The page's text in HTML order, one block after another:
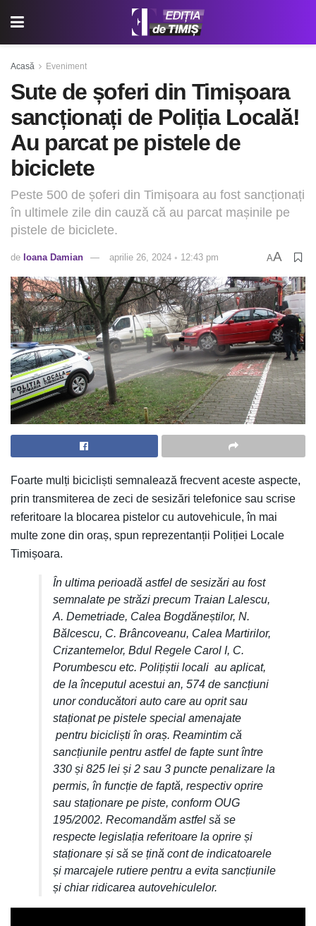
Acasă Eveniment
Sute de șoferi din Timișoara
sancționați de Poliția Locală!
Au parcat pe pistele de
biciclete
Peste 500 de șoferi din Timișoara au fost sancționați
în ultimele zile din cauză că au parcat mașinile pe
pistele de biciclete.
de Ioana Damian aprilie 26, 2024 ◦ 12:43 pm AA
Foarte mulți bicicliști semnalează frecvent aceste aspecte,
prin transmiterea de zeci de sesizări telefonice sau scrise
referitoare la blocarea pistelor cu autovehicule, în mai
multe zone din oraș, spun reprezentanții Poliției Locale
Timișoara.
În ultima perioadă astfel de sesizări au fost
semnalate pe străzi precum Traian Lalescu,
A. Demetriade, Calea Bogdăneștilor, N.
Bălcescu, C. Brâncoveanu, Calea Martirilor,
Crizantemelor, Bdul Regele Carol I, C.
Porumbescu etc. Polițiștii locali au aplicat,
de la începutul acestui an, 574 de sancțiuni
unor conducători auto care au oprit sau
staționat pe pistele special amenajate
pentru bicicliști în oraș. Reamintim că
sancțiunile pentru astfel de fapte sunt între
330 și 825 lei și 2 sau 3 puncte penalizare la
permis, în funcție de faptă, respectiv oprire
sau staționare pe piste, conform OUG
195/2002. Recomandăm astfel să se
respecte legislația referitoare la oprire și
staționare și să se țină cont de indicatoarele
și marcajele rutiere pentru a evita sancțiunile
și chiar ridicarea autovehiculelor.